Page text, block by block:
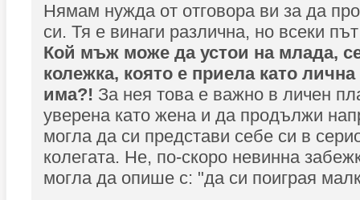
Нямам нужда от отговора ви за да
си. Тя е винаги различна, но всеки
Кой мъж може да устои на млада,
колежка, която е приела като
има?! За нея това е важно в личен
уверена като жена и да продължи
могла да си представи себе си в
колегата. Не, по-скоро невинна
могла да опише с: "да си поиграя